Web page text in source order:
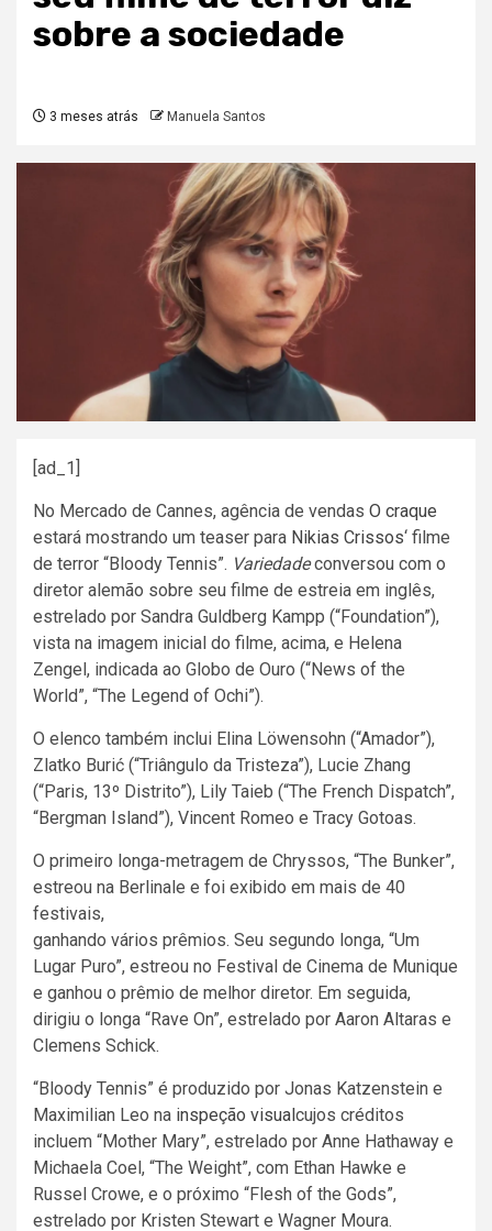
sobre a sociedade
3 meses atrás Manuela Santos
[ad_1]
No Mercado de Cannes, agência de vendas O craque
estará mostrando um teaser para Nikias Crissos‘ filme
de terror “Bloody Tennis”. Variedadeconversou com o
diretor alemão sobre seu filme de estreia em inglês,
estrelado por Sandra Guldberg Kampp (“Foundation”),
vista na imagem inicial do filme, acima, e Helena
Zengel, indicada ao Globo de Ouro (“News of the
World”, “The Legend of Ochi”).
O elenco também inclui Elina Löwensohn (“Amador”),
Zlatko Burić (“Triângulo da Tristeza”), Lucie Zhang
(“Paris, 13º Distrito”), Lily Taieb (“The French Dispatch”,
“Bergman Island”), Vincent Romeo e Tracy Gotoas.
O primeiro longa-metragem de Chryssos, “The Bunker”,
estreou na Berlinale e foi exibido em mais de 40
festivais,
ganhando vários prêmios. Seu segundo longa, “Um
Lugar Puro”, estreou no Festival de Cinema de Munique
e ganhou o prêmio de melhor diretor. Em seguida,
dirigiu o longa “Rave On”, estrelado por Aaron Altaras e
Clemens Schick.
“Bloody Tennis” é produzido por Jonas Katzenstein e
Maximilian Leo na inspeção visual cujos créditos
incluem “Mother Mary”, estrelado por Anne Hathaway e
Michaela Coel, “The Weight”, com Ethan Hawke e
Russel Crowe, e o próximo “Flesh of the Gods”,
estrelado por Kristen Stewart e Wagner Moura.